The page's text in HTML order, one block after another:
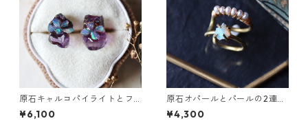
原石キャルコパイライトとフ
ローライトのプチピアス
¥6,100
原石オパールとパールの2連イ
ヤーカフ
¥4,300